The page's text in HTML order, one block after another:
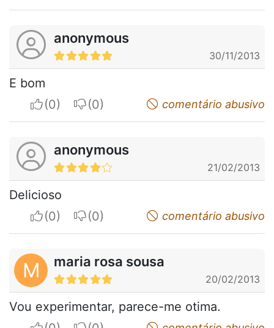
anonymous
30/11/2013
E bom
I apreciateI do not appreciatecomentário abusivo
anonymous
21/02/2013
Delicioso
I apreciateI do not appreciatecomentário abusivo
M maria rosa sousa
20/02/2013
Vou experimentar, parece-me otima.